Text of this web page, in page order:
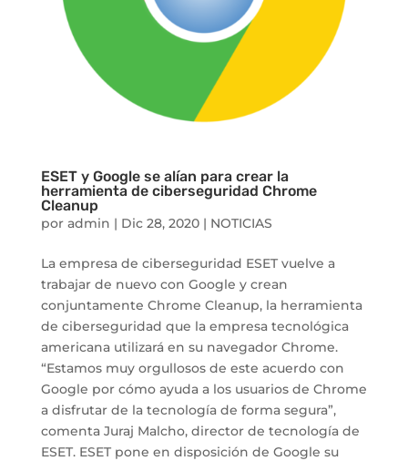
ESET y Google se alían para crear la
herramienta de ciberseguridad Chrome
Cleanup
por admin | Dic 28, 2020| NOTICIAS
La empresa de ciberseguridad ESET vuelve a
trabajar de nuevo con Google y crean
conjuntamente Chrome Cleanup, la herramienta
de ciberseguridad que la empresa tecnológica
americana utilizará en su navegador Chrome.
“Estamos muy orgullosos de este acuerdo con
Google por cómo ayuda a los usuarios de Chrome
a disfrutar de la tecnología de forma segura”,
comenta Juraj Malcho, director de tecnología de
ESET. ESET pone en disposición de Google su